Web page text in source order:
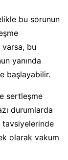
bu sorunun
varsa, bu
yanında
başlayabilir.
sertleşme
durumlarda
olarak vakum